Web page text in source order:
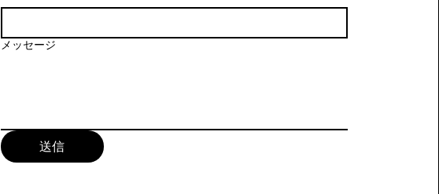
メッセージ
送信